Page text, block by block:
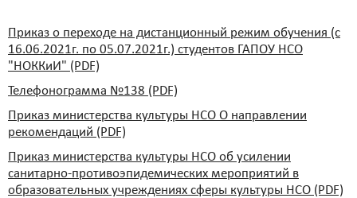
Приказ о переходе на дистанционный режим обучения (с
16.06.2021г. по 05.07.2021г.) студентов ГАПОУ НСО
"НОККиИ" (PDF)
Телефонограмма №138 (PDF)
Приказ министерства культуры НСО О направлении
рекомендаций (PDF)
Приказ министерства культуры НСО об усилении
санитарно-противоэпидемических мероприятий в
образовательных учреждениях сферы культуры НСО (PDF)